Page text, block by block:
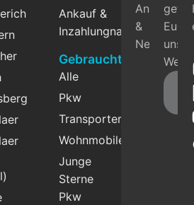
Ankauf &
Inzahlungnahme
Gebrauchtfahrzeuge
Alle
Pkw
Transporter
Wohnmobile
Junge
Sterne
Pkw
Angebote
&
News.
Euch